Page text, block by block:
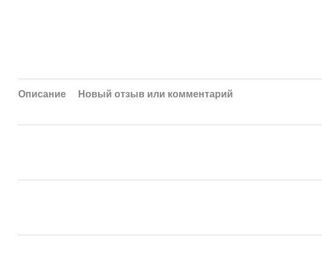
Описание Новый отзыв или комментарий